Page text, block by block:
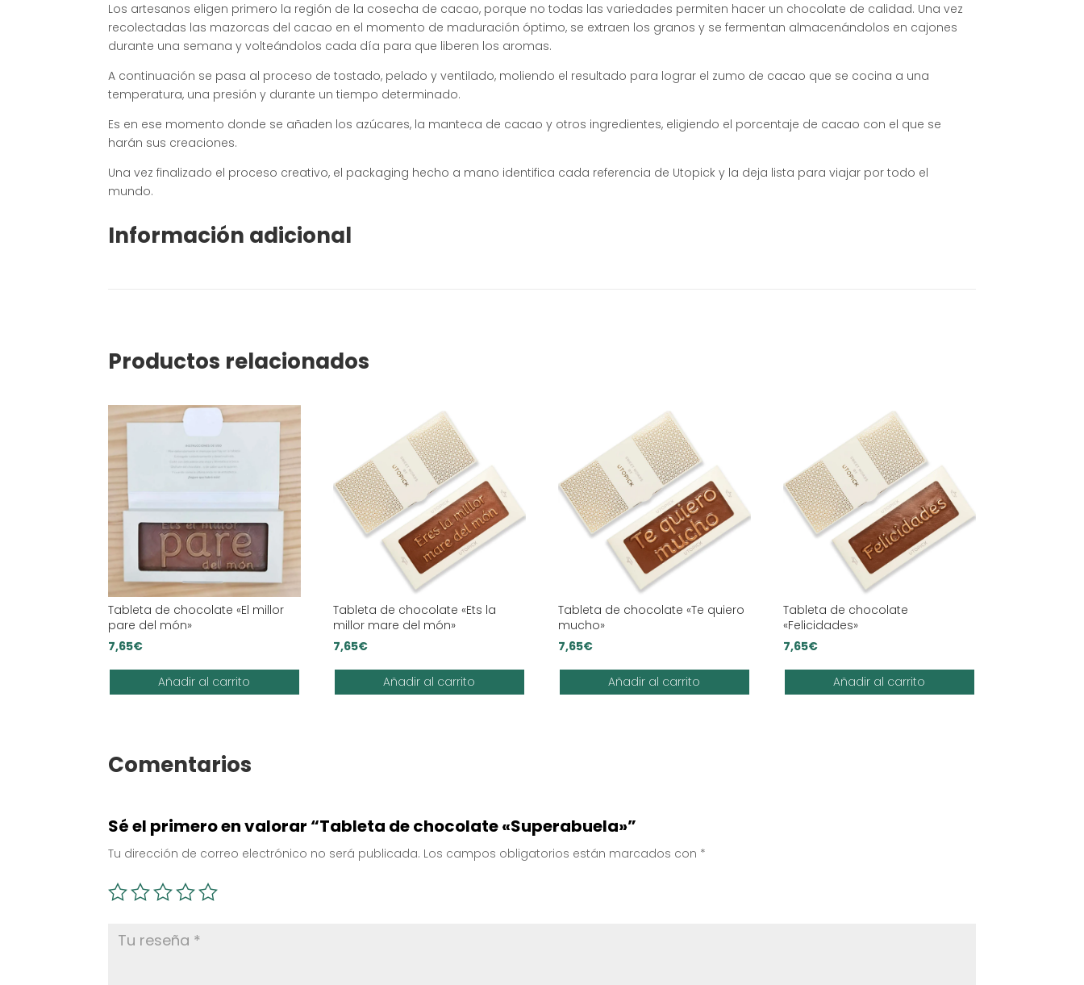
Los artesanos eligen primero la región de la cosecha de cacao, porque no todas las variedades permiten hacer un chocolate de calidad. Una vez
recolectadas las mazorcas del cacao en el momento de maduración óptimo, se extraen los granos y se fermentan almacenándolos en cajones
durante una semana y volteándolos cada día para que liberen los aromas.
A continuación se pasa al proceso de tostado, pelado y ventilado, moliendo el resultado para lograr el zumo de cacao que se cocina a una
temperatura, una presión y durante un tiempo determinado.
Es en ese momento donde se añaden los azúcares, la manteca de cacao y otros ingredientes, eligiendo el porcentaje de cacao con el que se
harán sus creaciones.
Una vez finalizado el proceso creativo, el packaging hecho a mano identifica cada referencia de Utopick y la deja lista para viajar por todo el
mundo.
Información adicional
Productos relacionados
Tableta de chocolate «El millor
pare del món»
7,65€
Añadir al carrito
Tableta de chocolate «Ets la
millor mare del món»
7,65€
Añadir al carrito
Tableta de chocolate «Te quiero
mucho»
7,65€
Añadir al carrito
Tableta de chocolate
«Felicidades»
7,65€
Añadir al carrito
Comentarios
Sé el primero en valorar “Tableta de chocolate «Superabuela»”
Tu dirección de correo electrónico no será publicada. Los campos obligatorios están marcados con *